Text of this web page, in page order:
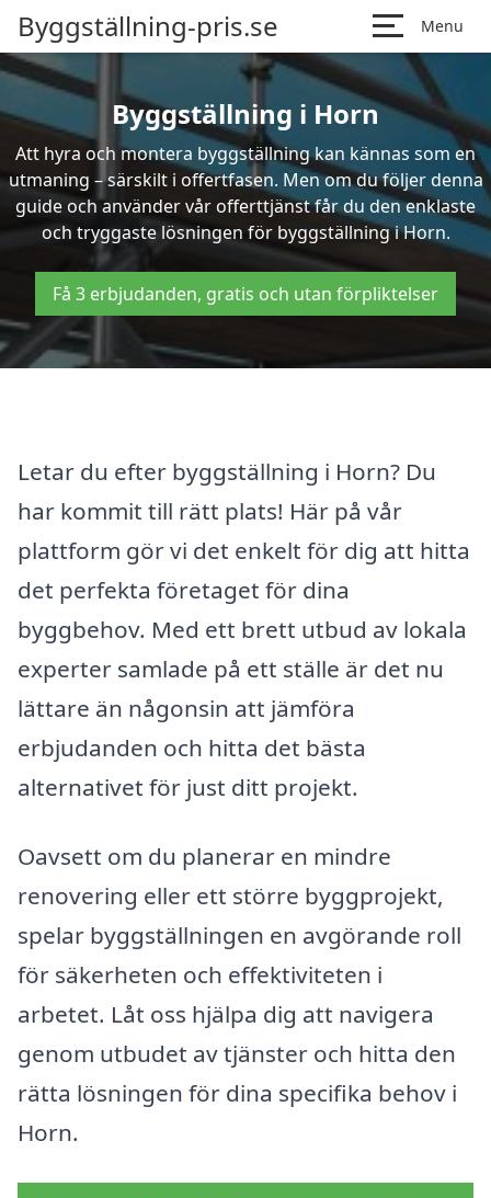
Byggställning-pris.se Menu
Byggställning i Horn
Att hyra och montera byggställning kan kännas som en
utmaning – särskilt i offertfasen. Men om du följer denna
guide och använder vår offerttjänst får du den enklaste
och tryggaste lösningen för byggställning i Horn.
Få 3 erbjudanden, gratis och utan förpliktelser
Letar du efter byggställning i Horn? Du
har kommit till rätt plats! Här på vår
plattform gör vi det enkelt för dig att hitta
det perfekta företaget för dina
byggbehov. Med ett brett utbud av lokala
experter samlade på ett ställe är det nu
lättare än någonsin att jämföra
erbjudanden och hitta det bästa
alternativet för just ditt projekt.
Oavsett om du planerar en mindre
renovering eller ett större byggprojekt,
spelar byggställningen en avgörande roll
för säkerheten och effektiviteten i
arbetet. Låt oss hjälpa dig att navigera
genom utbudet av tjänster och hitta den
rätta lösningen för dina specifika behov i
Horn.